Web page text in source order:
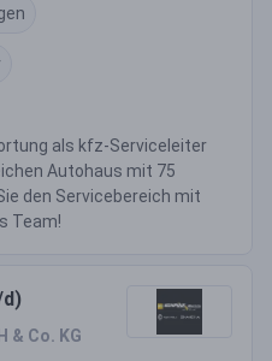
als kfz-Serviceleiter
Autohaus mit 75
den Servicebereich mit
Team!
& Co. KG